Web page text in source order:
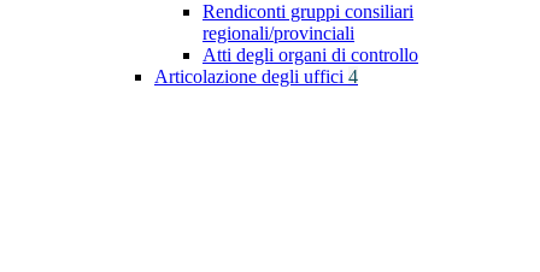
Rendiconti gruppi consiliari
regionali/provinciali
Atti degli organi di controllo
Articolazione degli uffici 4